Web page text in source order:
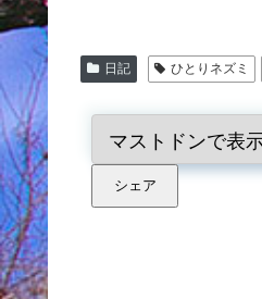
日記 ひとりネズミ
シェア